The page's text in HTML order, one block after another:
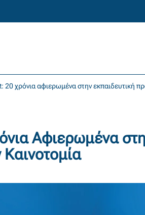
20 χρόνια αφιερωμένα στην εκπαιδευτική
Αφιερωμένα